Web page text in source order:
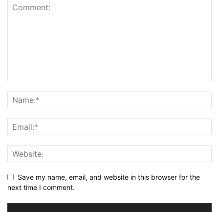
Save my name, email, and website in this browser for the
next time I comment.